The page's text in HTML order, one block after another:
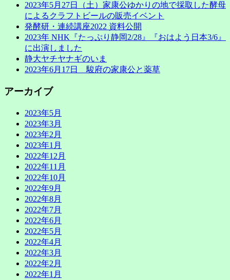
2023年5月27日（土）家康公ゆかりの地で採取した酵母
によるクラフトビールの販売イベント
発酵研・連続講座2022 資料公開
2023年 NHK『たっぷり静岡2/28』『おはよう日本3/6』
に出演しました
静大ヤチヤナギのいま
2023年6月17日 駿府の家康公と薬草
アーカイブ
2023年5月
2023年3月
2023年2月
2023年1月
2022年12月
2022年11月
2022年10月
2022年9月
2022年8月
2022年7月
2022年6月
2022年5月
2022年4月
2022年3月
2022年2月
2022年1月